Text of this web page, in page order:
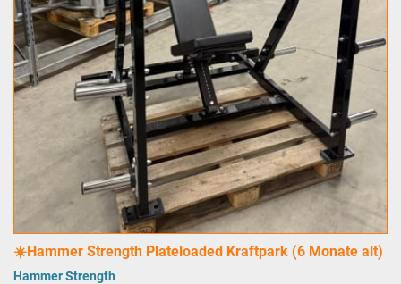
☀️Hammer Strength Plateloaded Kraftpark (6 Monate alt)
Hammer Strength